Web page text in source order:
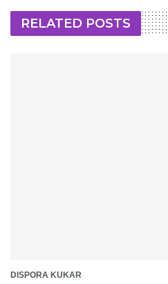
RELATED POSTS
DISPORA KUKAR